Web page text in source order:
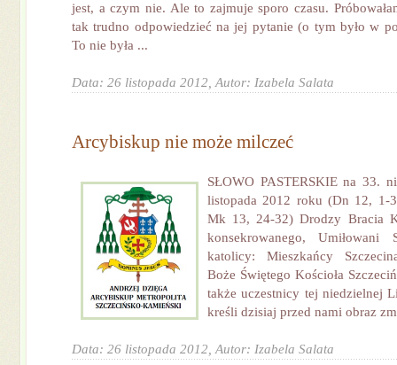
jest, a czym nie. Ale to zajmuje sporo czasu.
tak trudno odpowiedzieć na jej pytanie (o tym było w
To nie była ...
Data: 26 listopada 2012, Autor: Izabela Salata
Arcybiskup nie może milczeć
SŁOWO PASTERSKIE na 33.
listopada 2012 roku (Dn 12, 1-
Mk 13, 24-32) Drodzy Bracia
konsekrowanego,
katolicy: Mieszkańcy
Boże Świętego Kościoła
także uczestnicy tej niedzielnej
kreśli dzisiaj przed nami obraz
Data: 26 listopada 2012, Autor: Izabela Salata